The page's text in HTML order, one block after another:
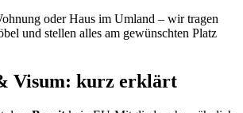
oder Haus im Umland – wir tragen
und stellen alles am gewünschten Platz
Visum: kurz erklärt